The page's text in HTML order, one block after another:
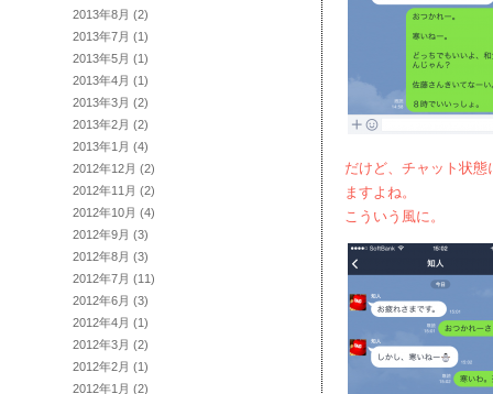
2013年8月 (2)
2013年7月 (1)
2013年5月 (1)
2013年4月 (1)
2013年3月 (2)
2013年2月 (2)
2013年1月 (4)
2012年12月 (2)
2012年11月 (2)
2012年10月 (4)
2012年9月 (3)
2012年8月 (3)
2012年7月 (11)
2012年6月 (3)
2012年4月 (1)
2012年3月 (2)
2012年2月 (1)
2012年1月 (2)
だけど、チャット状
ますよね。
こういう風に。